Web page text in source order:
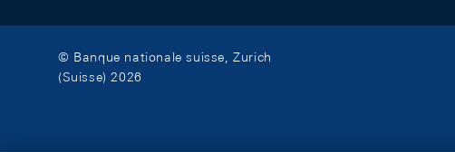
© Banque nationale suisse, Zurich
(Suisse) 2026